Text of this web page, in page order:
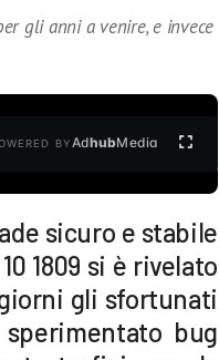
gli anni a venire, e invece
BYAdhubMedia
sicuro e stabile
1809 si è rivelato
gli sfortunati
bug